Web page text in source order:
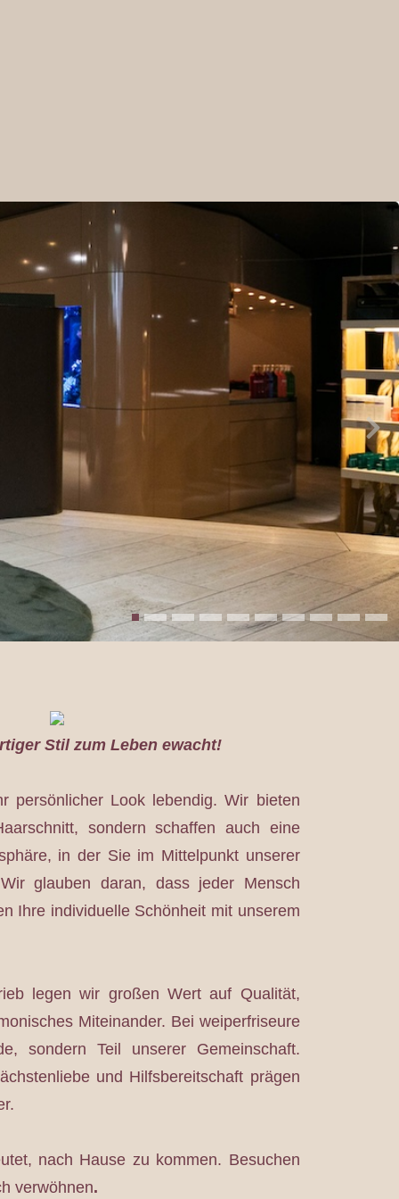
Stil zum Leben ewacht!
persönlicher Look lebendig. Wir bieten
sondern schaffen auch eine
in der Sie im Mittelpunkt unserer
glauben daran, dass jeder Mensch
Ihre individuelle Schönheit mit unserem
legen wir großen Wert auf Qualität,
Miteinander. Bei weiperfriseure
sondern Teil unserer Gemeinschaft.
und Hilfsbereitschaft prägen
nach Hause zu kommen. Besuchen
verwöhnen.